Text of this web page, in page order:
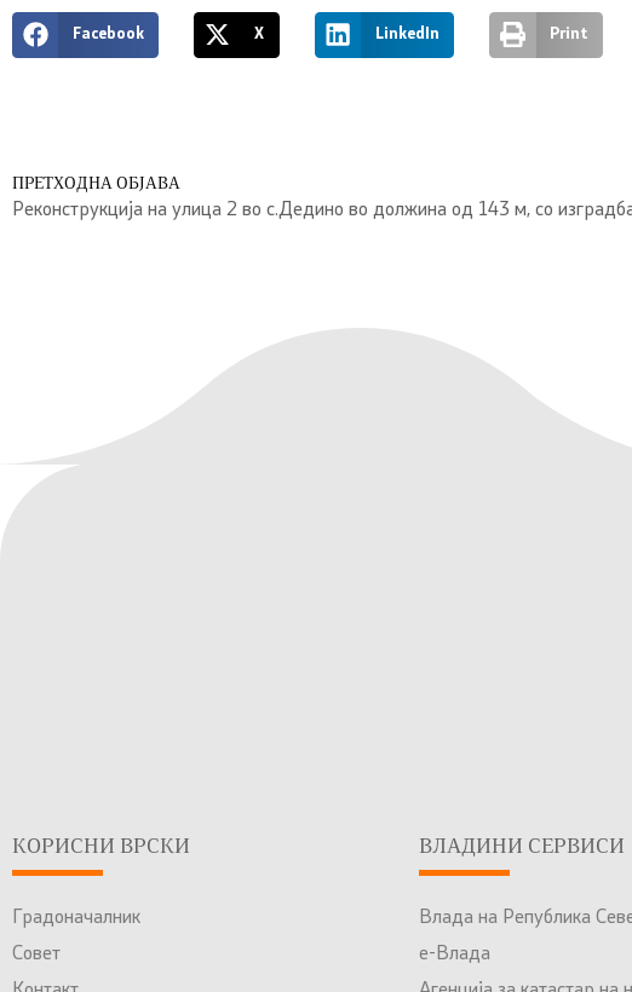
Facebook X LinkedIn Print
ПРЕТХОДНА ОБЈАВА
КОРИСНИ ВРСКИ
Градоначалник
Совет
ВЛАДИНИ СЕРВИСИ
Влада на Република
е-Влада